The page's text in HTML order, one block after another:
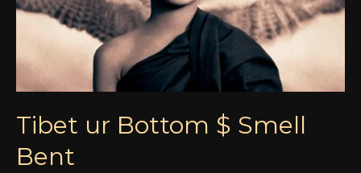
Tibet ur Bottom $ Smell
Bent